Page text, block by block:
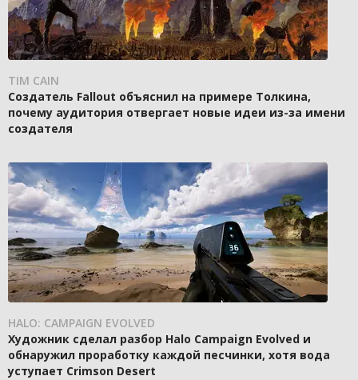
TIM CAIN
Создатель Fallout объяснил на примере Толкина,
почему аудитория отвергает новые идеи из-за имени
создателя
HALO: CAMPAIGN EVOLVED
Художник сделал разбор Halo Campaign Evolved и
обнаружил проработку каждой песчинки, хотя вода
уступает Crimson Desert